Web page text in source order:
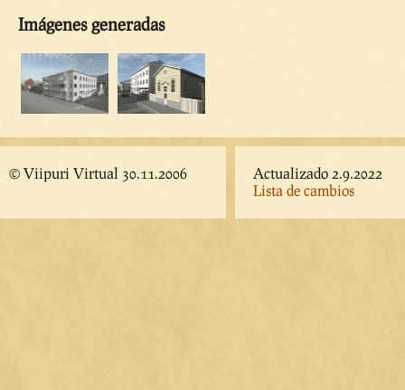
Imágenes generadas
© Viipuri Virtual 30.11.2006
Actualizado 2.9.2022
Lista de cambios